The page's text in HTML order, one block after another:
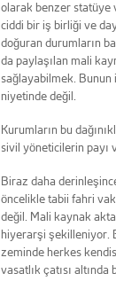
olarak benzer statüye
ciddi bir iş birliği ve
doğuran durumların
da paylaşılan mali
sağlayabilmek.
niyetinde değil.
Kurumların bu
sivil yöneticilerin payı
Biraz daha
öncelikle tabii fahri
değil. Mali kaynak
hiyerarşi şekilleniyor.
zeminde herkes
vasatlık çatısı